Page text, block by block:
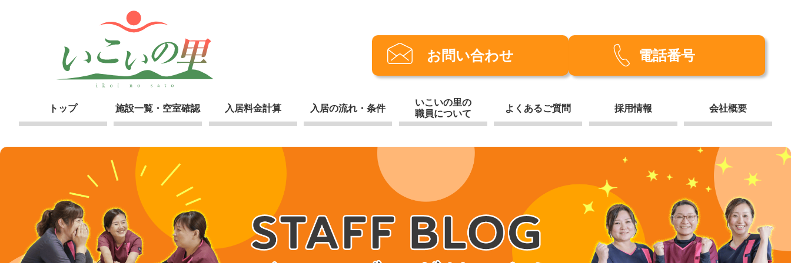
お問い合わせ 電話番号
トップ 施設一覧・空室確認 入居料金計算 入居の流れ・条件
いこいの里の
職員について
よくあるご質問 採用情報 会社概要